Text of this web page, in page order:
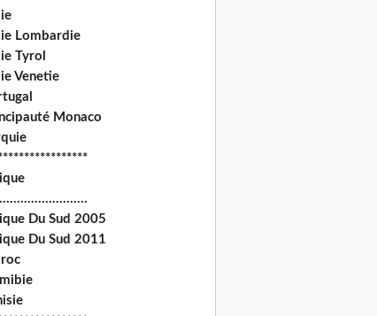
Lombardie
Tyrol
Venetie
Monaco
Du Sud 2005
Du Sud 2011